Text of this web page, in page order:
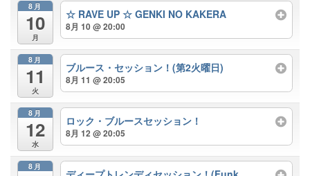
8月
10
月
☆ RAVE UP ☆ GENKI NO KAKERA
8月 10 @ 20:00
8月
11
火
ブルース・セッション！(第2火曜日)
8月 11 @ 20:05
8月
12
水
ロック・ブルースセッション！
8月 12 @ 20:05
8月